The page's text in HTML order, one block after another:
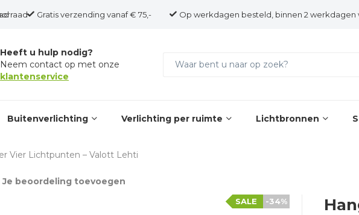
Buitenverlichting Verlichting per ruimte Lichtbronnen
Gratis verzending vanaf € 75,- Op werkdagen besteld, binnen 2 werkdagen
Heeft u hulp nodig?
Neem contact op met onze
klantenservice
Vier Lichtpunten – Valott Lehti
Je beoordeling toevoegen
-34%
SALE